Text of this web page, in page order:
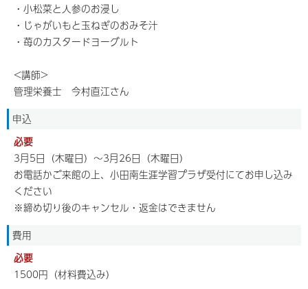
・小松菜と人参のお浸し
・じゃがいもと玉ねぎのおみそ汁
・苺のカスタードヨーグルト
<講師>
管理栄養士 今村直江さん
申込
必要
3月5日（木曜日）～3月26日（木曜日）
お電話かご来館の上、小田南生涯学習プラザ受付にてお申し込み
ください
※締め切り後のキャンセル・返金はできません
費用
必要
1500円（材料費込み）